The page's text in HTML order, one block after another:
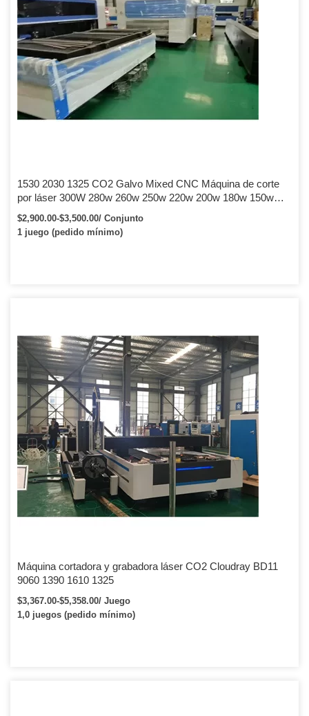
1530 2030 1325 CO2 Galvo Mixed CNC Máquina de corte
por láser 300W 280w 260w 250w 220w 200w 180w 150w
Corte de carbono de acero inoxidable
$2,900.00-$3,500.00/ Conjunto
1 juego (pedido mínimo)
Máquina cortadora y grabadora láser CO2 Cloudray BD11
9060 1390 1610 1325
$3,367.00-$5,358.00/ Juego
1,0 juegos (pedido mínimo)